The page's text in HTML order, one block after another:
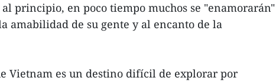
principio, en poco tiempo muchos se "enamorarán"
amabilidad de su gente y al encanto de la
Vietnam es un destino difícil de explorar por